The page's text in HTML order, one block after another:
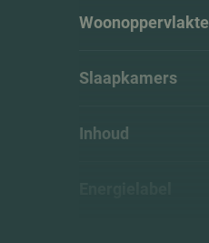
Woonoppervlakte
Slaapkamers
Inhoud